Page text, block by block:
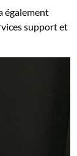
également
support et